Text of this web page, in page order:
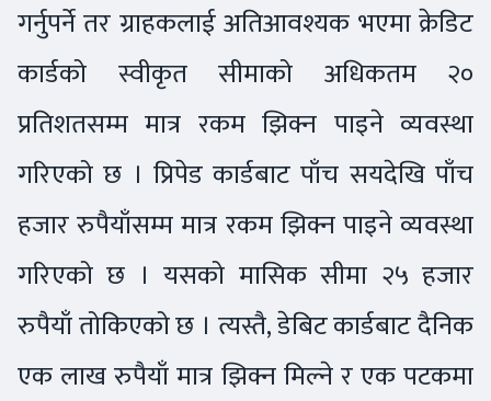
गर्नुपर्ने तर ग्राहकलाई अतिआवश्यक भएमा क्रेडिट
कार्डको स्वीकृत सीमाको अधिकतम २०
प्रतिशतसम्म मात्र रकम झिक्न पाइने व्यवस्था
गरिएको छ । प्रिपेड कार्डबाट पाँच सयदेखि पाँच
हजार रुपैयाँसम्म मात्र रकम झिक्न पाइने व्यवस्था
गरिएको छ । यसको मासिक सीमा २५ हजार
रुपैयाँ तोकिएको छ । त्यस्तै, डेबिट कार्डबाट दैनिक
एक लाख रुपैयाँ मात्र झिक्न मिल्ने र एक पटकमा